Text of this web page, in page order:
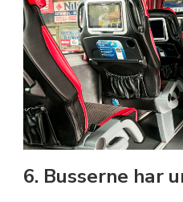
6. Busserne har